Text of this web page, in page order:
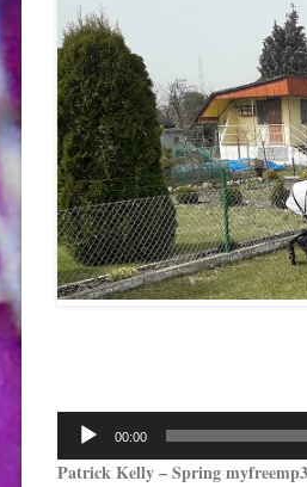
Odtwarzacz
plików
dźwiękowych
00:00
Patrick Kelly – Spring